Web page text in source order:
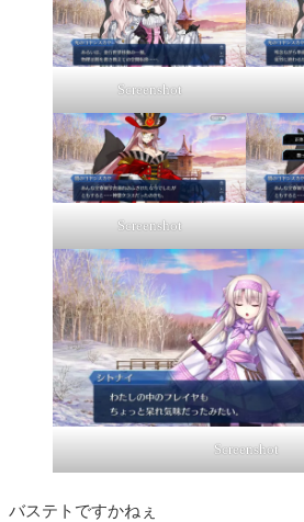
Screenshot
Screenshot
Screenshot
バステトですかねぇ